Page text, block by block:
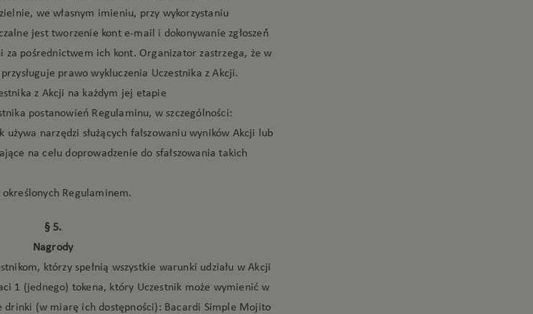
we własnym imieniu, przy wykorzystaniu
jest tworzenie kont e-mail i dokonywanie zgłoszeń́
pośrednictwem ich kont. Organizator zastrzega, że w
prawo wykluczenia Uczestnika z Akcji.
z Akcji na każdym jej etapie
postanowień Regulaminu, w szczególności:
narzędzi służących fałszowaniu wyników Akcji lub
na celu doprowadzenie do sfałszowania takich
Regulaminem.
§ 5.
Nagrody
którzy spełnią wszystkie warunki udziału w Akcji
1 (jednego) tokena, który Uczestnik może wymienić w
drinki (w miarę ich dostępności): Bacardi Simple Mojito